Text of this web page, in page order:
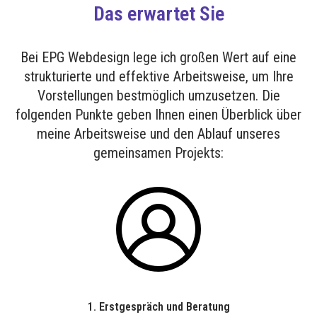
Das erwartet Sie
Bei EPG Webdesign lege ich großen Wert auf eine
strukturierte und effektive Arbeitsweise, um Ihre
Vorstellungen bestmöglich umzusetzen. Die
folgenden Punkte geben Ihnen einen Überblick über
meine Arbeitsweise und den Ablauf unseres
gemeinsamen Projekts:
1. Erstgespräch und Beratung